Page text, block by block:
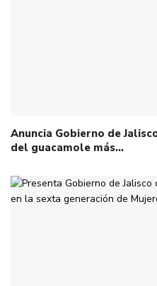
Anuncia Gobierno de
del guacamole más…